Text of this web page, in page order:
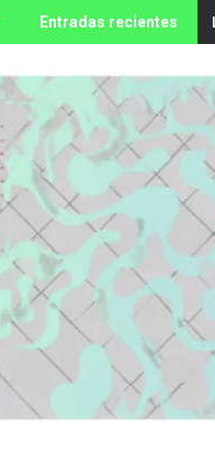
Entradas recientes